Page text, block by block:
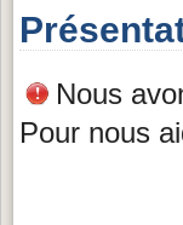
Nous
Pour nous